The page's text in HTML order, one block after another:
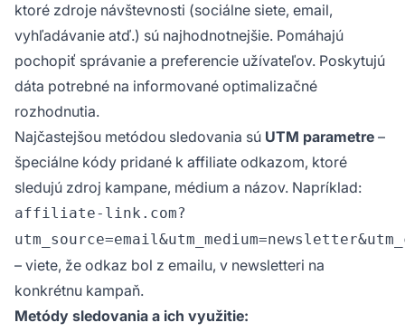
ktoré zdroje návštevnosti (sociálne siete, email,
vyhľadávanie atď.) sú najhodnotnejšie. Pomáhajú
pochopiť správanie a preferencie užívateľov. Poskytujú
dáta potrebné na informované optimalizačné
rozhodnutia.
Najčastejšou metódou sledovania sú UTM parametre –
špeciálne kódy pridané k affiliate odkazom, ktoré
sledujú zdroj kampane, médium a názov. Napríklad:
affiliate-link.com?
– viete, že odkaz bol z emailu, v newsletteri na
konkrétnu kampaň.
Metódy sledovania a ich využitie: